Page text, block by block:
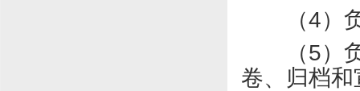
（4）
（5）
卷、归档